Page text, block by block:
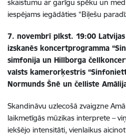
skaistumu ar garīgu spēku un
iespējams iegādāties “Biļešu
7. novembrī plkst. 19:00
izskanēs koncertprogramma
simfonija un Hillborga
valsts kamerorķestris
Normunds Šnē un čelliste
Skandināvu uzlecošā zvaigzne
laikmetīgās mūzikas interprete –
iekšējo intensitāti, vienlaikus